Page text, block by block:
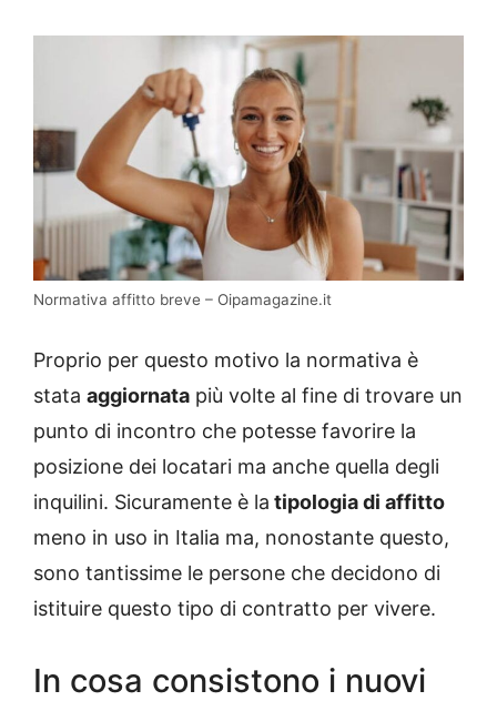
Normativa affitto breve – Oipamagazine.it
Proprio per questo motivo la normativa è
stata aggiornata più volte al fine di trovare un
punto di incontro che potesse favorire la
posizione dei locatari ma anche quella degli
inquilini. Sicuramente è la tipologia di affitto
meno in uso in Italia ma, nonostante questo,
sono tantissime le persone che decidono di
istituire questo tipo di contratto per vivere.
In cosa consistono i nuovi